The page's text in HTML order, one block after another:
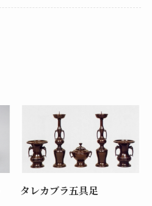
タレカブラ五具足